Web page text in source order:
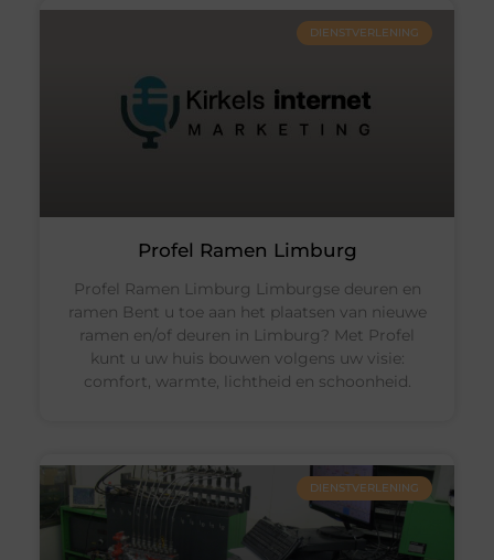
DIENSTVERLENING
Profel Ramen Limburg
Profel Ramen Limburg Limburgse deuren en
ramen Bent u toe aan het plaatsen van nieuwe
ramen en/of deuren in Limburg? Met Profel
kunt u uw huis bouwen volgens uw visie:
comfort, warmte, lichtheid en schoonheid.
DIENSTVERLENING